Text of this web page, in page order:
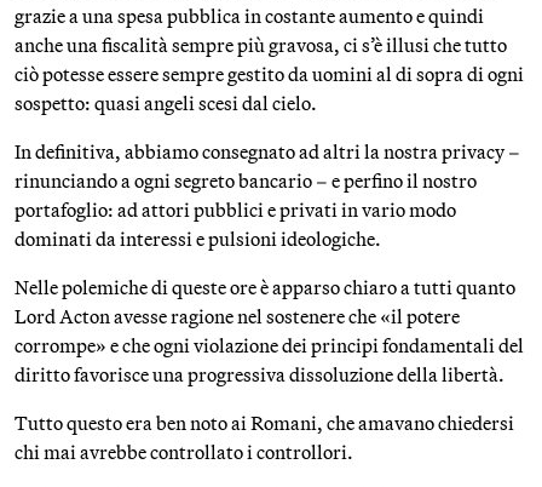
grazie a una spesa pubblica in costante aumento e quindi
anche una fiscalità sempre più gravosa, ci s’è illusi che tutto
ciò potesse essere sempre gestito da uomini al di sopra di ogni
sospetto: quasi angeli scesi dal cielo.
In definitiva, abbiamo consegnato ad altri la nostra privacy –
rinunciando a ogni segreto bancario – e perfino il nostro
portafoglio: ad attori pubblici e privati in vario modo
dominati da interessi e pulsioni ideologiche.
Nelle polemiche di queste ore è apparso chiaro a tutti quanto
Lord Acton avesse ragione nel sostenere che «il potere
corrompe» e che ogni violazione dei principi fondamentali del
diritto favorisce una progressiva dissoluzione della libertà.
Tutto questo era ben noto ai Romani, che amavano chiedersi
chi mai avrebbe controllato i controllori.